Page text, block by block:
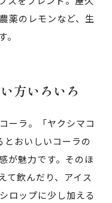
薬のレモンなど、生
方いろいろ
ーラ。「ヤクシマコ
とおいしいコーラの
が魅力です。そのほ
て飲んだり、アイス
ロップに少し加える